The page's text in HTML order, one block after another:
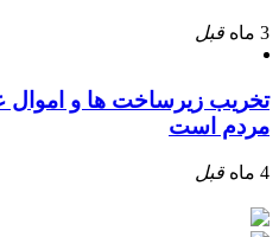
3 ماه قبل
تخریب زیرساخت ها و اموال
مردم است
4 ماه قبل